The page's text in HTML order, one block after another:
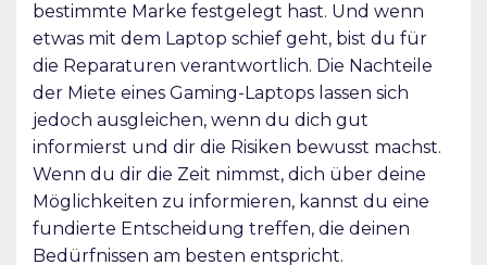
bestimmte Marke festgelegt hast. Und wenn
etwas mit dem Laptop schief geht, bist du für
die Reparaturen verantwortlich. Die Nachteile
der Miete eines Gaming-Laptops lassen sich
jedoch ausgleichen, wenn du dich gut
informierst und dir die Risiken bewusst machst.
Wenn du dir die Zeit nimmst, dich über deine
Möglichkeiten zu informieren, kannst du eine
fundierte Entscheidung treffen, die deinen
Bedürfnissen am besten entspricht.